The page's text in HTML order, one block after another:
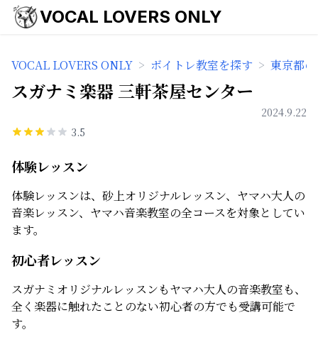
VOCAL LOVERS ONLY
VOCAL LOVERS ONLY > ボイトレ教室を探す > 東京都
スガナミ楽器 三軒茶屋センター
2024.9.22
3.5
体験レッスン
体験レッスンは、砂上オリジナルレッスン、ヤマハ大人の
音楽レッスン、ヤマハ音楽教室の全コースを対象としてい
ます。
初心者レッスン
スガナミオリジナルレッスンもヤマハ大人の音楽教室も、
全く楽器に触れたことのない初心者の方でも受講可能で
す。